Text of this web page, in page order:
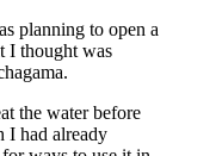
planning to open a
I thought was
the water before
I had already